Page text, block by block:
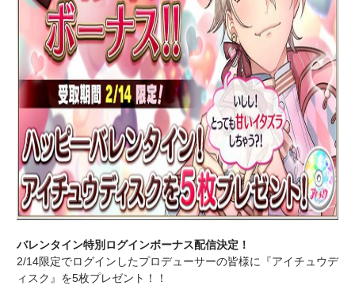
ギャラリー
グッズ・本
ギャラリー
バレンタイン特別ログインボーナス配信決定！
2/14限定でログインしたプロデューサーの皆様に『アイチュウデ
ィスク』を5枚プレゼント！！